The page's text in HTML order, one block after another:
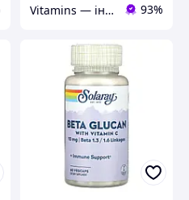
Vitamins — інтернет-магазин вітамінів та мінералів 93%